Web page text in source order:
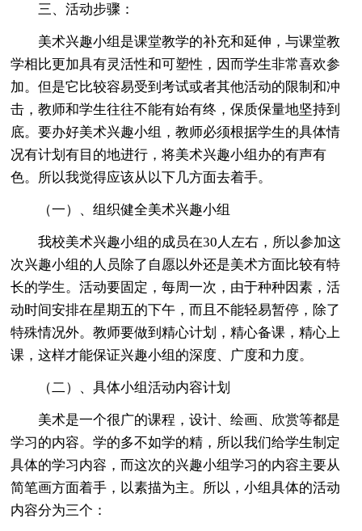
三、活动步骤：
美术兴趣小组是课堂教学的补充和延伸，与课堂教
学相比更加具有灵活性和可塑性，因而学生非常喜欢参
加。但是它比较容易受到考试或者其他活动的限制和冲
击，教师和学生往往不能有始有终，保质保量地坚持到
底。要办好美术兴趣小组，教师必须根据学生的具体情
况有计划有目的地进行，将美术兴趣小组办的有声有
色。所以我觉得应该从以下几方面去着手。
（一）、组织健全美术兴趣小组
我校美术兴趣小组的成员在30人左右，所以参加这
次兴趣小组的人员除了自愿以外还是美术方面比较有特
长的学生。活动要固定，每周一次，由于种种因素，活
动时间安排在星期五的下午，而且不能轻易暂停，除了
特殊情况外。教师要做到精心计划，精心备课，精心上
课，这样才能保证兴趣小组的深度、广度和力度。
（二）、具体小组活动内容计划
美术是一个很广的课程，设计、绘画、欣赏等都是
学习的内容。学的多不如学的精，所以我们给学生制定
具体的学习内容，而这次的兴趣小组学习的内容主要从
简笔画方面着手，以素描为主。所以，小组具体的活动
内容分为三个：